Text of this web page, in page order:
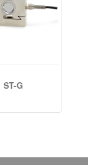
ST-G